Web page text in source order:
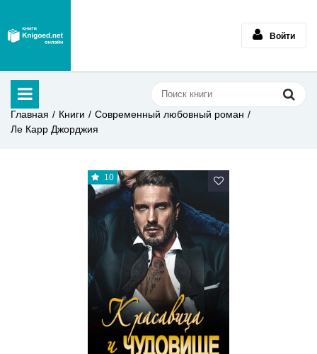
Войти
Главная Книги
Современный любовный роман
Ле Карр Джорджия
10